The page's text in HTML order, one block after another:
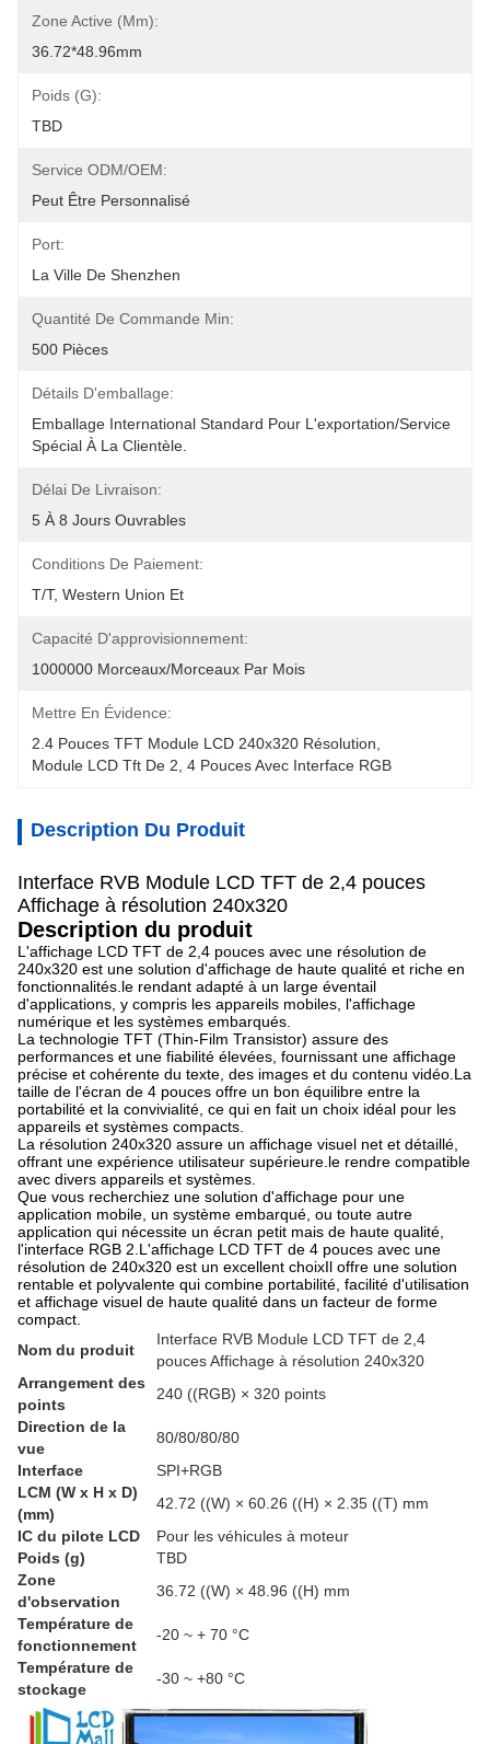
Zone Active (mm):
36.72*48.96mm
Poids (G):
TBD
Service ODM/OEM:
Peut Être Personnalisé
Port:
La Ville De Shenzhen
Quantité De Commande Min:
500 Pièces
Détails D'emballage:
Emballage International Standard Pour L'exportation/service
Spécial À La Clientèle.
Délai De Livraison:
5 À 8 Jours Ouvrables
Conditions De Paiement:
T/T, Western Union Et
Capacité D'approvisionnement:
1000000 Morceaux/morceaux Par Mois
Mettre En Évidence:
2.4 Pouces TFT Module LCD 240x320 Résolution
Module LCD Tft De 2 4 Pouces Avec Interface RGB
Description Du Produit
Interface RVB Module LCD TFT de 2,4 pouces
Affichage à résolution 240x320
Description du produit
L'affichage LCD TFT de 2,4 pouces avec une résolution de
240x320 est une solution d'affichage de haute qualité et riche en
fonctionnalités.le rendant adapté à un large éventail
d'applications, y compris les appareils mobiles, l'affichage
numérique et les systèmes embarqués.
La technologie TFT (Thin-Film Transistor) assure des
performances et une fiabilité élevées, fournissant une affichage
précise et cohérente du texte, des images et du contenu vidéo.La
taille de l'écran de 4 pouces offre un bon équilibre entre la
portabilité et la convivialité, ce qui en fait un choix idéal pour les
appareils et systèmes compacts.
La résolution 240x320 assure un affichage visuel net et détaillé,
offrant une expérience utilisateur supérieure.le rendre compatible
avec divers appareils et systèmes.
Que vous recherchiez une solution d'affichage pour une
application mobile, un système embarqué, ou toute autre
application qui nécessite un écran petit mais de haute qualité,
l'interface RGB 2.L'affichage LCD TFT de 4 pouces avec une
résolution de 240x320 est un excellent choixIl offre une solution
rentable et polyvalente qui combine portabilité, facilité d'utilisation
et affichage visuel de haute qualité dans un facteur de forme
compact.
Nom du produit
Interface RVB Module LCD TFT de 2,4
pouces Affichage à résolution 240x320
Arrangement des
points
240 ((RGB) × 320 points
Direction de la
vue
80/80/80/80
Interface
SPI+RGB
LCM (W x H x D)
(mm)
42.72 ((W) × 60.26 ((H) × 2.35 ((T) mm
IC du pilote LCD
Pour les véhicules à moteur
Poids (g)
TBD
Zone
d'observation
36.72 ((W) × 48.96 ((H) mm
Température de
fonctionnement
-20 ~ + 70 °C
Température de
stockage
-30 ~ +80 °C